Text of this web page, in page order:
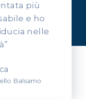
dei
più
e ho
nelle
Balsamo